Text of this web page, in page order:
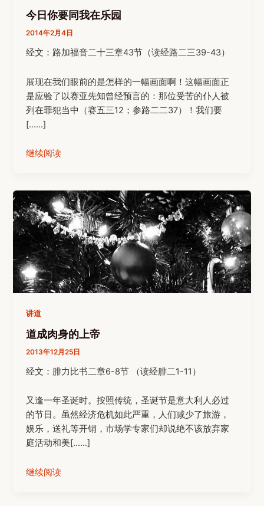
今日你要同我在乐园
2014年2月4日
经文：路加福音二十三章43节（读经路二三39-43）
展现在我们眼前的是怎样的一幅画面啊！这幅画面正
是应验了以赛亚先知曾经预言的：那位受苦的仆人被
列在罪犯当中（赛五三12；参路二二37）！我们要
[……]
继续阅读
讲道
道成肉身的上帝
2013年12月25日
经文：腓力比书二章6-8节 （读经腓二1-11）
又逢一年圣诞时。按照传统，圣诞节是意大利人必过
的节日。虽然经济危机如此严重，人们减少了旅游，
娱乐，送礼等开销，市场学专家们却说绝不该放弃家
庭活动和美[……]
继续阅读